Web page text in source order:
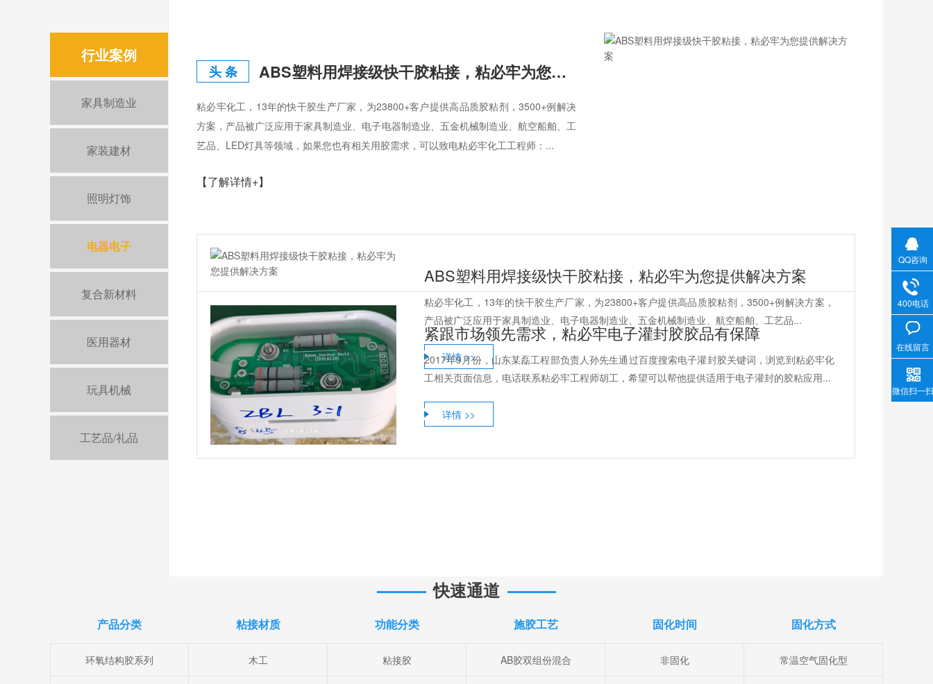
头 条 ABS塑料用焊接级快干胶粘接，粘必牢为您提供解决方案
粘必牢化工，13年的快干胶生产厂家，为23800+客户提供高品质胶粘剂，3500+例解决
方案，产品被广泛应用于家具制造业、电子电器制造业、五金机械制造业、航空船舶、工
艺品、LED灯具等领域，如果您也有相关用胶需求，可以致电粘必牢化工工程师：...
【了解详情+】
ABS塑料用焊接级快干胶粘接，粘必牢为您提供解决方案
粘必牢化工，13年的快干胶生产厂家，为23800+客户提供高品质胶粘剂，3500+例解决方案，
产品被广泛应用于家具制造业、电子电器制造业、五金机械制造业、航空船舶、工艺品...
详情 >>
紧跟市场领先需求，粘必牢电子灌封胶胶品有保障
2017年9月份，山东某磊工程部负责人孙先生通过百度搜索电子灌封胶关键词，浏览到粘必牢化
工相关页面信息，电话联系粘必牢工程师胡工，希望可以帮他提供适用于电子灌封的胶粘应用...
详情 >>
行业案例
家具制造业
家装建材
照明灯饰
电器电子
复合新材料
医用器材
玩具机械
工艺品/礼品
快速通道
产品分类
环氧结构胶系列
粘接材质
木工
功能分类
粘接胶
施胶工艺
AB胶双组份混合
固化时间
非固化
固化方式
常温空气固化型
QQ咨询
400电话
在线留言
微信扫一扫